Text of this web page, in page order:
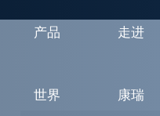
产品
世界
走进
康瑞